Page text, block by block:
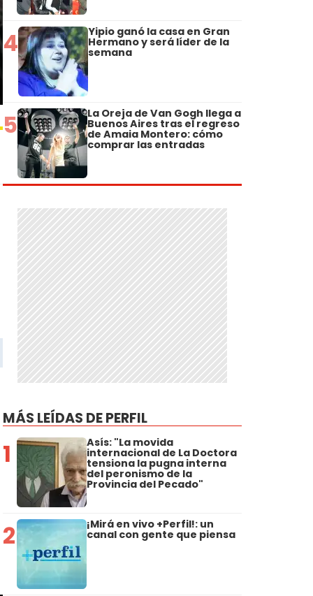
4 Yipio ganó la casa en Gran
Hermano y será líder de la
semana
5 La Oreja de Van Gogh llega a
Buenos Aires tras el regreso
de Amaia Montero: cómo
comprar las entradas
MÁS LEÍDAS DE PERFIL
1 Asís: "La movida
internacional de La Doctora
tensiona la pugna interna
del peronismo de la
Provincia del Pecado"
2 ¡Mirá en vivo +Perfil!: un
canal con gente que piensa